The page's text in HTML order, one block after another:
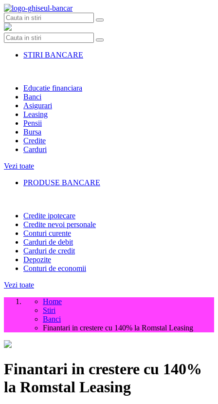
Skip
to
content
STIRI BANCARE
Educatie financiara
Banci
Asigurari
Leasing
Pensii
Bursa
Credite
Carduri
Vezi toate
PRODUSE BANCARE
Credite ipotecare
Credite nevoi personale
Conturi curente
Carduri de debit
Carduri de credit
Depozite
Conturi de economii
Vezi toate
Home
Stiri
Banci
Finantari in crestere cu 140% la Romstal Leasing
Finantari in crestere cu 140%
la Romstal Leasing